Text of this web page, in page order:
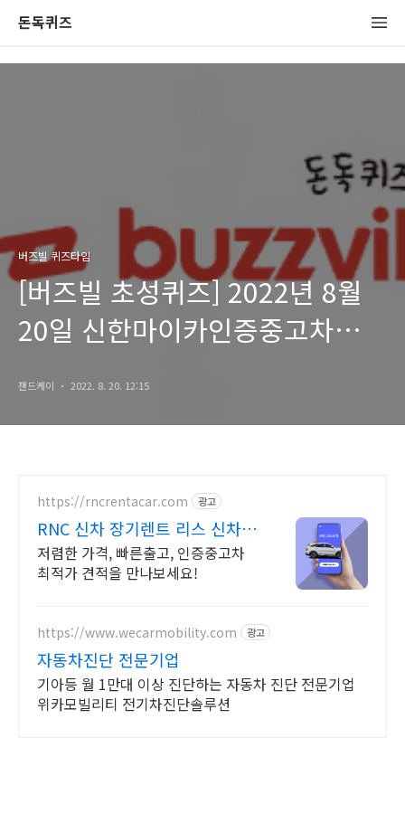
돈독퀴즈
버즈빌 퀴즈타임
[버즈빌 초성퀴즈] 2022년 8월
20일 신한마이카인증중고차
잰드케이 2022. 8. 20. 12:15
https://rncrentacar.com 광고
RNC 신차 장기렌트 리스 신차
구매의 새로운 시작
저렴한 가격, 빠른출고, 인증중고차
최적가 견적을 만나보세요!
https://www.wecarmobility.com 광고
자동차진단 전문기업
기아등 월 1만대 이상 진단하는 자동차 진단 전문기업
위카모빌리티 전기차진단솔루션